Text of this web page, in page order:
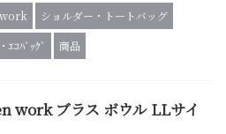
ショルダー・トートバッグ
ｴｺﾊﾞｯｸﾞ
商品
work ブラス ボウル LLサイ